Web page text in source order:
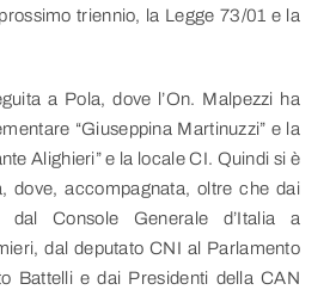
triennio, la Legge 73/01 e la
a Pola, dove l’On. Malpezzi ha
“Giuseppina Martinuzzi” e la
Alighieri” e la locale CI. Quindi si è
dove, accompagnata, oltre che dai
Console Generale d’Italia a
dal deputato CNI al Parlamento
Battelli e dai Presidenti della CAN